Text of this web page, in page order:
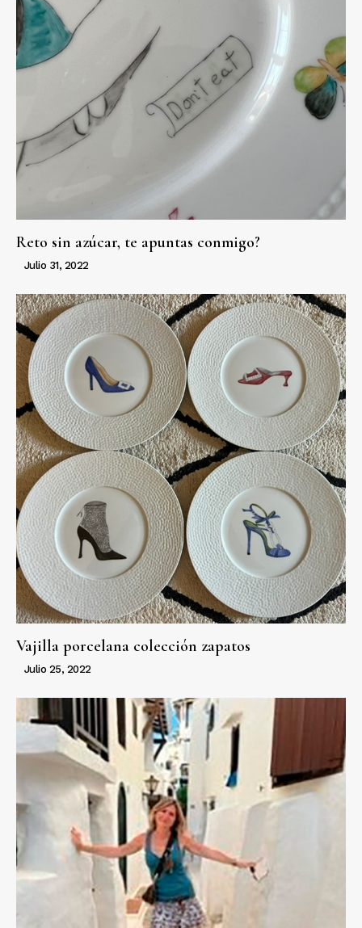
Reto sin azúcar, te apuntas conmigo?
Julio 31, 2022
Vajilla porcelana colección zapatos
Julio 25, 2022